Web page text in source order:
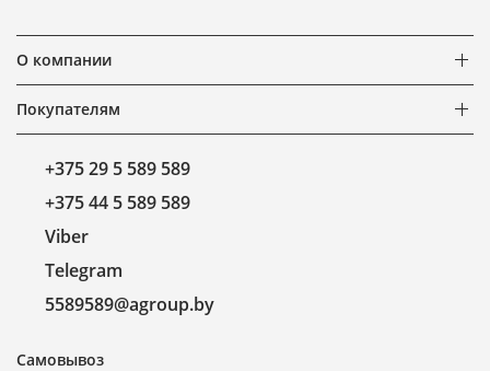
О компании
Покупателям
+375 29 5 589 589
+375 44 5 589 589
Viber
Telegram
5589589@agroup.by
Самовывоз